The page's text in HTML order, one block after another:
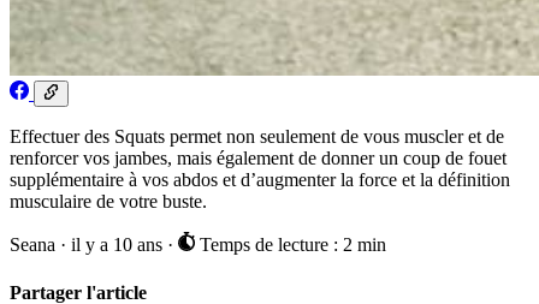
Effectuer des Squats permet non seulement de vous muscler et de
renforcer vos jambes, mais également de donner un coup de fouet
supplémentaire à vos abdos et d’augmenter la force et la définition
musculaire de votre buste.
Seana · il y a 10 ans · Temps de lecture : 2 min
Partager l'article